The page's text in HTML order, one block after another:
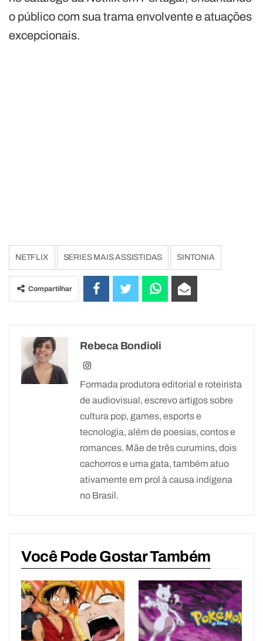
o público com sua trama envolvente e atuações
excepcionais.
NETFLIX SERIES MAIS ASSISTIDAS SINTONIA
Compartilhar
Rebeca Bondioli
Formada produtora editorial e roteirista
de audiovisual, escrevo artigos sobre
cultura pop, games, esports e
tecnologia, além de poesias, contos e
romances. Mãe de três curumins, dois
cachorros e uma gata, também atuo
ativamente em prol à causa indígena
no Brasil.
Você Pode Gostar Também